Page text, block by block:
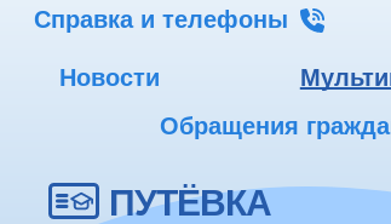
Справка и телефоны
Новости
Обращения
ПУТЁВКА